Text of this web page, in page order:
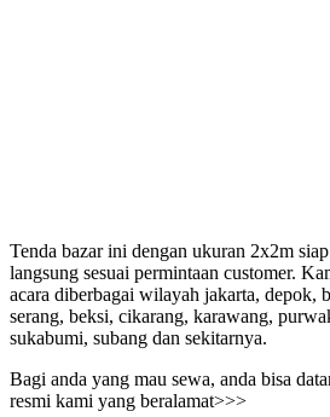
Tenda bazar ini dengan ukuran 2x2m
langsung sesuai permintaan customer.
acara diberbagai wilayah jakarta, depok,
serang, beksi, cikarang, karawang,
sukabumi, subang dan sekitarnya.
Bagi anda yang mau sewa, anda bisa
resmi kami yang beralamat>>>